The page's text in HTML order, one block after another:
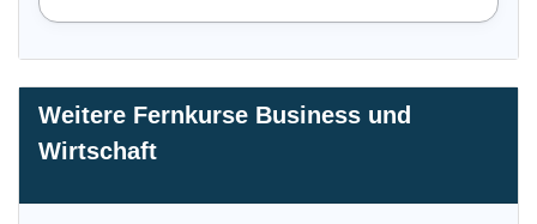
Weitere Fernkurse Business und
Wirtschaft